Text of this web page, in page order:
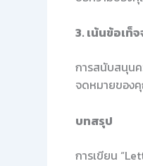
3. เน้นข้อเท็
การสนับสนุน
จดหมายของ
บทสรุป
การเขียน